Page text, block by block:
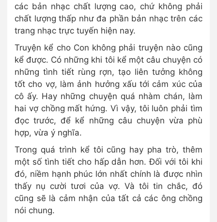
các bản nhạc chất lượng cao, chứ không phải
chất lượng thấp như đa phần bản nhạc trên các
trang nhạc trực tuyến hiện nay.
Truyện kể cho Con không phải truyện nào cũng
kể được. Có những khi tôi kể một câu chuyện có
những tình tiết rùng rợn, tạo liên tưởng không
tốt cho vợ, làm ảnh hưởng xấu tới cảm xúc của
cô ấy. Hay những chuyện quá nhàm chán, làm
hai vợ chồng mất hứng. Vì vậy, tôi luôn phải tìm
đọc trước, để kể những câu chuyện vừa phù
hợp, vừa ý nghĩa.
Trong quá trình kể tôi cũng hay pha trò, thêm
một số tình tiết cho hấp dẫn hơn. Đối với tôi khi
đó, niềm hạnh phúc lớn nhất chính là được nhìn
thấy nụ cười tươi của vợ. Và tôi tin chắc, đó
cũng sẽ là cảm nhận của tất cả các ông chồng
nói chung.